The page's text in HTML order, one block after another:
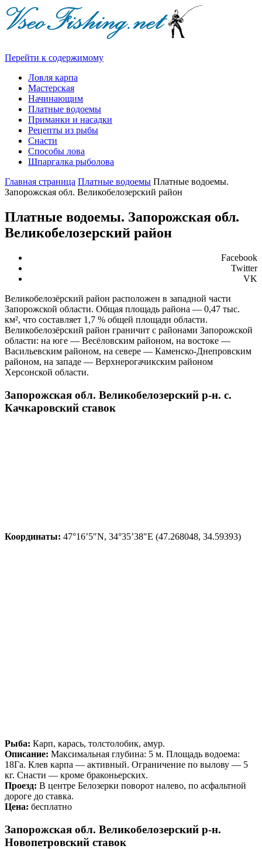
Перейти к содержимому
Ловля карпа
Мастерская
Начинающим
Платные водоемы
Приманки и насадки
Рецепты из рыбы
Снасти
Способы лова
Шпаргалка рыболова
Главная страница Платные водоемы Платные водоемы.
Запорожская обл. Великобелозерский район
Платные водоемы. Запорожская обл.
Великобелозерский район
Facebook
Twitter
VK
Великобелозёрский район расположен в западной части
Запорожской области. Общая площадь района — 0,47 тыс.
км², что составляет 1,7 % общей площади области.
Великобелозёрский район граничит с районами Запорожской
области: на юге — Весёловским районом, на востоке —
Васильевским районом, на севере — Каменско-Днепровским
районом, на западе — Верхнерогачикским районом
Херсонской области.
Запорожская обл. Великобелозерский р-н. с.
Качкаровский ставок
Координаты: 47°16’5″N, 34°35’38″E (47.268048, 34.59393)
Рыба: Карп, карась, толстолобик, амур.
Описание: Максимальная глубина: 5 м. Площадь водоема:
18Га. Клев карпа — активный. Ограничение по вылову — 5
кг. Снасти — кроме браконьерских.
Проезд: В центре Белозерки поворот налево, по асфальтной
дороге до ставка.
Цена: бесплатно
Запорожская обл. Великобелозерский р-н.
Новопетровский ставок